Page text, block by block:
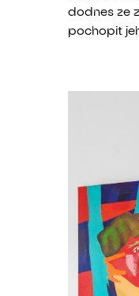
dodnes ze
pochopit